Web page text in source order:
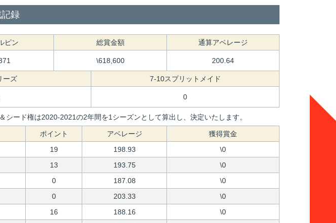
録
ピン 総賞金額 通算アベレージ
\618,600 200.64
ーズ 7-10スプリットメイド
0
ード権は2020-2021の2年間を1シーズンとして算出し、決定いたします。
ポイント アベレージ
獲得賞金
19 198.93
\0
13 193.75
\0
0 187.08
\0
0 203.33
\0
16 188.16
\0